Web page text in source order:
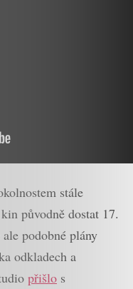
stále
původně dostat 17.
podobné plány
odkladech a
přišlo s